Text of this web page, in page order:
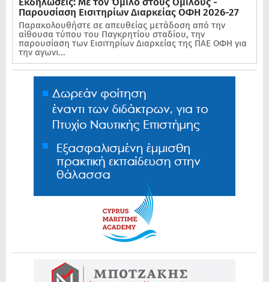
Παρουσίαση Εισιτηρίων Διαρκείας ΟΦΗ 2026-27
Παρακολουθήστε σε απευθείας μετάδοση από την
αίθουσα τύπου του Παγκρητίου σταδίου, την
παρουσίαση των Εισιτηρίων Διαρκείας της ΠΑΕ ΟΦΗ για
την αγωνι...